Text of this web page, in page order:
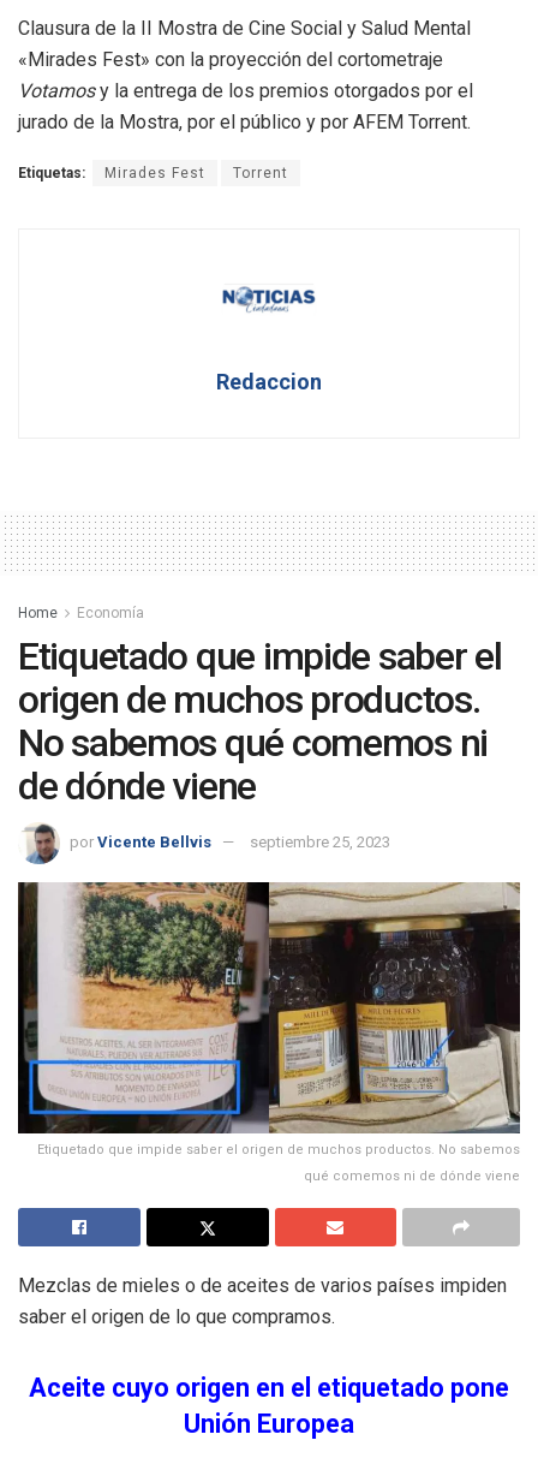
Clausura de la II Mostra de Cine Social y Salud Mental
«Mirades Fest» con la proyección del cortometraje
Votamosy la entrega de los premios otorgados por el
jurado de la Mostra, por el público y por AFEM Torrent.
Etiquetas: Mirades Fest Torrent
Redaccion
Home Economía
Etiquetado que impide saber el
origen de muchos productos.
No sabemos qué comemos ni
de dónde viene
por Vicente Bellvis septiembre 25, 2023
Etiquetado que impide saber el origen de muchos productos. No sabemos
qué comemos ni de dónde viene
Mezclas de mieles o de aceites de varios países impiden
saber el origen de lo que compramos.
Aceite cuyo origen en el etiquetado pone
Unión Europea